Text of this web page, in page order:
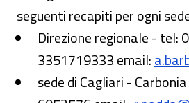
seguenti recapiti per ogni
Direzione regionale - tel:
3351719333 email:
sede di Cagliari -